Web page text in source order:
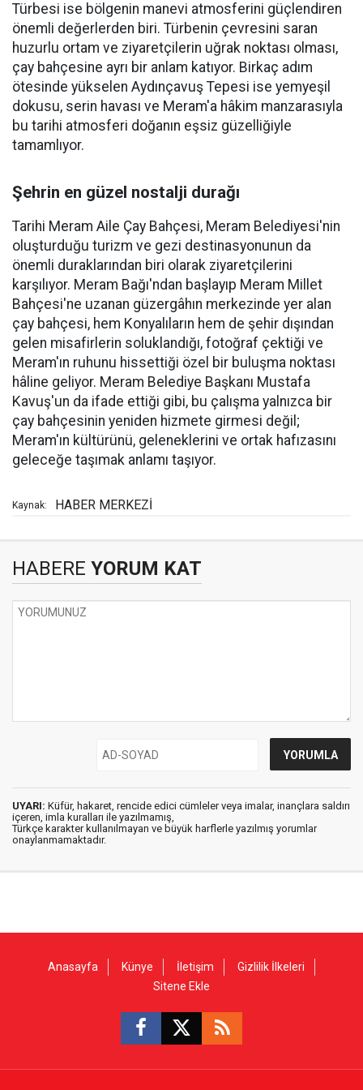
Türbesi ise bölgenin manevi atmosferini güçlendiren
önemli değerlerden biri. Türbenin çevresini saran
huzurlu ortam ve ziyaretçilerin uğrak noktası olması,
çay bahçesine ayrı bir anlam katıyor. Birkaç adım
ötesinde yükselen Aydınçavuş Tepesi ise yemyeşil
dokusu, serin havası ve Meram'a hâkim manzarasıyla
bu tarihi atmosferi doğanın eşsiz güzelliğiyle
tamamlıyor.
Şehrin en güzel nostalji durağı
Tarihi Meram Aile Çay Bahçesi, Meram Belediyesi'nin
oluşturduğu turizm ve gezi destinasyonunun da
önemli duraklarından biri olarak ziyaretçilerini
karşılıyor. Meram Bağı'ndan başlayıp Meram Millet
Bahçesi'ne uzanan güzergâhın merkezinde yer alan
çay bahçesi, hem Konyalıların hem de şehir dışından
gelen misafirlerin soluklandığı, fotoğraf çektiği ve
Meram'ın ruhunu hissettiği özel bir buluşma noktası
hâline geliyor. Meram Belediye Başkanı Mustafa
Kavuş'un da ifade ettiği gibi, bu çalışma yalnızca bir
çay bahçesinin yeniden hizmete girmesi değil;
Meram'ın kültürünü, geleneklerini ve ortak hafızasını
geleceğe taşımak anlamı taşıyor.
Kaynak: HABER MERKEZİ
HABERE YORUM KAT
UYARI: Küfür, hakaret, rencide edici cümleler veya imalar, inançlara saldırı
içeren, imla kuralları ile yazılmamış,
Türkçe karakter kullanılmayan ve büyük harflerle yazılmış yorumlar
onaylanmamaktadır.
Anasayfa Künye İletişim
Gizlilik İlkeleri
Sitene Ekle